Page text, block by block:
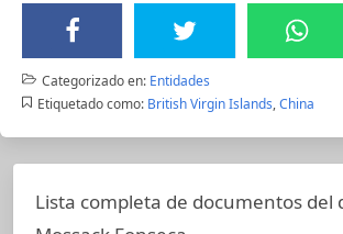
Categorizado en: Entidades
Etiquetado como: British Virgin Islands,China
Lista completa de documentos del